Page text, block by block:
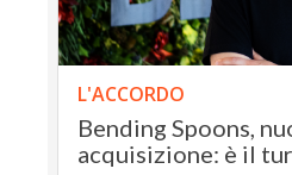
L'ACCORDO
Bending Spoons,
acquisizione: è il